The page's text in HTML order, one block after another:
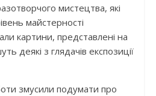
мистецтва, які
майстерності
картини, представлені на
деякі з глядачів експозиції
змусили подумати про